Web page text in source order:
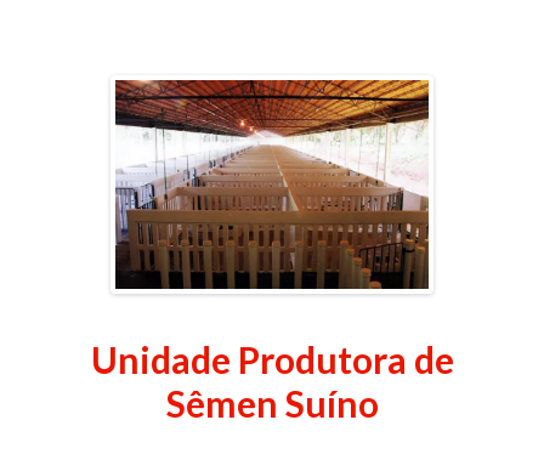
Unidade Produtora de
Sêmen Suíno